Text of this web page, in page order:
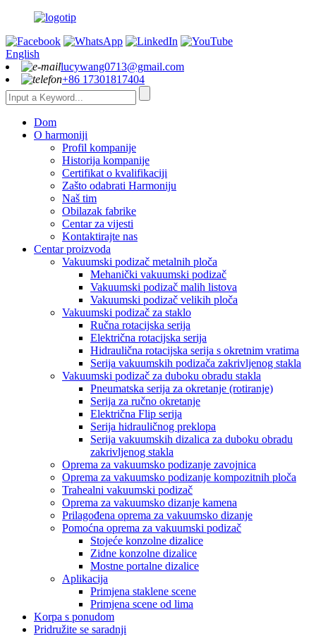
English
lucywang0713@gmail.com
+86 17301817404
Dom
O harmoniji
Profil kompanije
Historija kompanije
Certifikat o kvalifikaciji
Zašto odabrati Harmoniju
Naš tim
Obilazak fabrike
Centar za vijesti
Kontaktirajte nas
Centar proizvoda
Vakuumski podizač metalnih ploča
Mehanički vakuumski podizač
Vakuumski podizač malih listova
Vakuumski podizač velikih ploča
Vakuumski podizač za staklo
Ručna rotacijska serija
Električna rotacijska serija
Hidraulična rotacijska serija s okretnim vratima
Serija vakuumskih podizača zakrivljenog stakla
Vakuumski podizač za duboku obradu stakla
Pneumatska serija za okretanje (rotiranje)
Serija za ručno okretanje
Električna Flip serija
Serija hidrauličnog preklopa
Serija vakuumskih dizalica za duboku obradu
zakrivljenog stakla
Oprema za vakuumsko podizanje zavojnica
Oprema za vakuumsko podizanje kompozitnih ploča
Trahealni vakuumski podizač
Oprema za vakuumsko dizanje kamena
Prilagođena oprema za vakuumsko dizanje
Pomoćna oprema za vakuumski podizač
Stojeće konzolne dizalice
Zidne konzolne dizalice
Mostne portalne dizalice
Aplikacija
Primjena staklene scene
Primjena scene od lima
Korpa s ponudom
Pridružite se saradnji